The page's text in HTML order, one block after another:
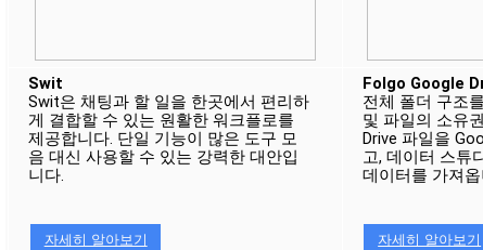
Swit
Swit은 채팅과 할 일을 한곳에서 편리하
게 결합할 수 있는 원활한 워크플로를
제공합니다. 단일 기능이 많은 도구 모
음 대신 사용할 수 있는 강력한 대안입
니다.
자세히 알아보기
Folgo Google
전체 폴더 구조
및 파일의 소유
Drive 파일을
고, 데이터 스튜
데이터를 가져옵
자세히 알아보기